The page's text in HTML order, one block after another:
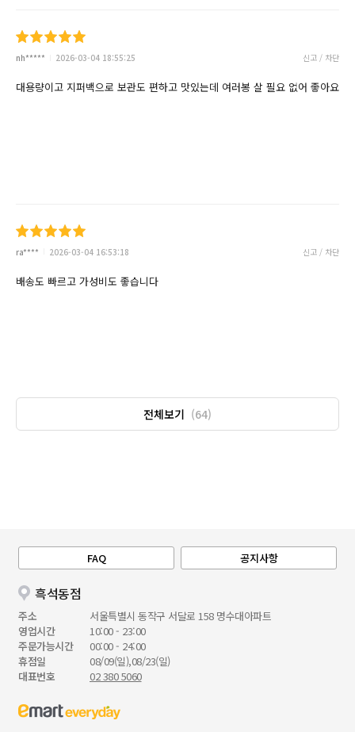
nh***** 2026-03-04 18:55:25 신고 / 차단
대용량이고 지퍼백으로 보관도 편하고 맛있는데 여러봉 살 필요 없어 좋아요
ra**** 2026-03-04 16:53:18 신고 / 차단
배송도 빠르고 가성비도 좋습니다
전체보기 (64)
FAQ 공지사항
흑석동점
주소
서울특별시 동작구 서달로 158 명수대아파트
영업시간
10:00 - 23:00
주문가능시간
00:00 - 24:00
휴점일
08/09(일),08/23(일)
대표번호
02 380 5060